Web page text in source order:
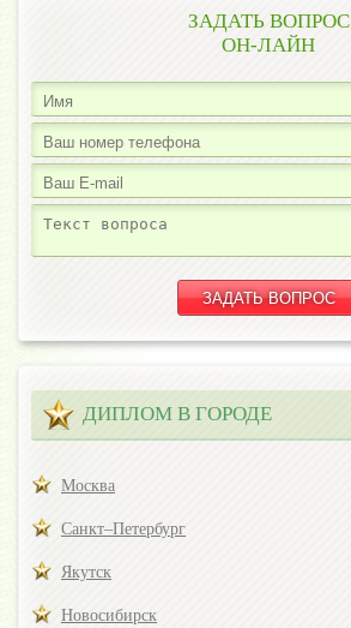
ЗАДАТЬ ВОПРОС
ОН-ЛАЙН
ДИПЛОМ В ГОРОДЕ
Москва
Санкт–Петербург
Якутск
Новосибирск